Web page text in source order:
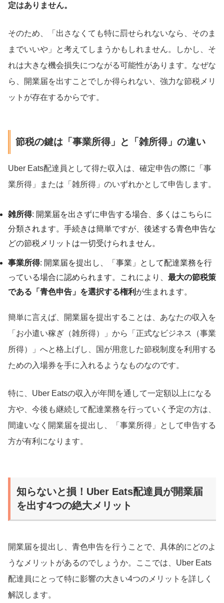
定はありません。
そのため、「出さなくても特に罰せられないなら、そのま
までいいや」と考えてしまうかもしれません。しかし、そ
れは大きな機会損失につながる可能性があります。なぜな
ら、開業届を出すことでしか得られない、強力な節税メリ
ットが存在するからです。
節税の鍵は「事業所得」と「雑所得」の違い
Uber Eats配達員として得た収入は、確定申告の際に「事
業所得」または「雑所得」のいずれかとして申告します。
雑所得: 開業届を出さずに申告する場合、多くはこちらに
分類されます。手続きは簡単ですが、後述する青色申告な
どの節税メリットは一切受けられません。
事業所得: 開業届を提出し、「事業」として配達業務を行
っている場合に認められます。これにより、 最大の節税策
である「青色申告」を選択する権利 が生まれます。
簡単に言えば、開業届を提出することは、あなたの収入を
「お小遣い稼ぎ（雑所得）」から「正式なビジネス（事業
所得）」へと格上げし、国が用意した節税制度を利用する
ための入場券を手に入れるようなものなのです。
特に、Uber Eatsの収入が年間を通して一定額以上になる
方や、今後も継続して配達業務を行っていく予定の方は、
間違いなく開業届を提出し、「事業所得」として申告する
方が有利になります。
知らないと損！Uber Eats配達員が開業届
を出す4つの絶大メリット
開業届を提出し、青色申告を行うことで、具体的にどのよ
うなメリットがあるのでしょうか。ここでは、Uber Eats
配達員にとって特に影響の大きい4つのメリットを詳しく
解説します。